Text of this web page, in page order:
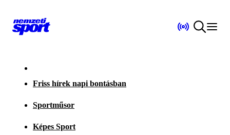
Friss hírek napi bontásban
Sportműsor
Képes Sport